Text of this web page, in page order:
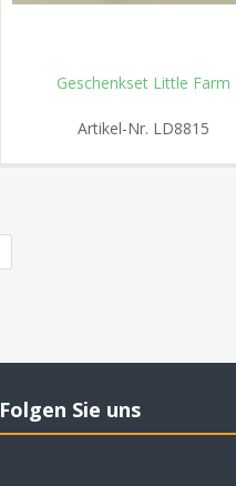
Geschenkset Little Farm
Artikel-Nr. LD8815
Folgen Sie uns